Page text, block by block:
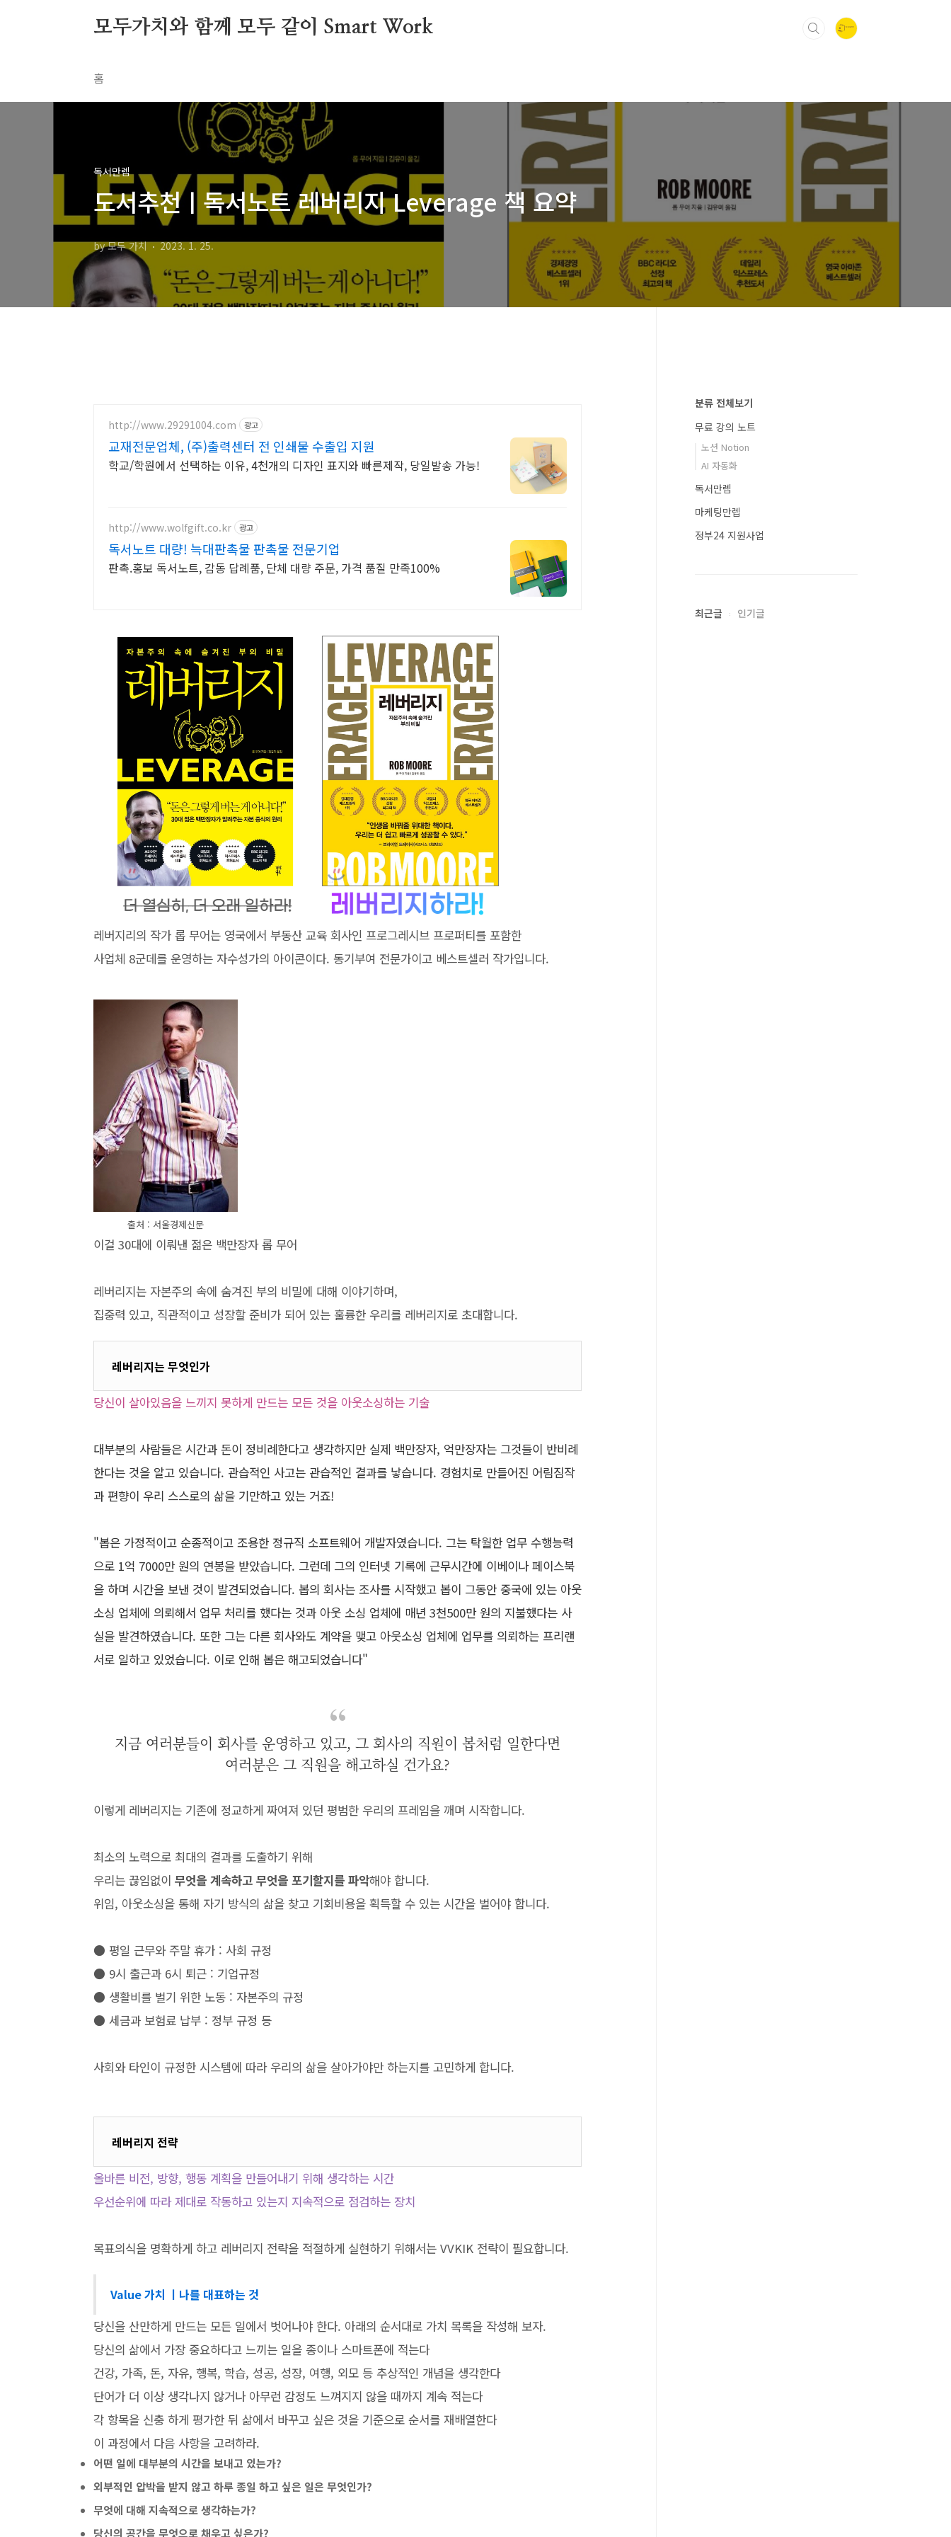
모두가치와 함께 모두 같이 Smart Work
홈
독서만렙
도서추천ㅣ독서노트 레버리지 Leverage 책 요약
by 모두 가치 2023. 1. 25.
http://www.29291004.com 광고
교재전문업체, (주)출력센터 전 인쇄물 수출입 지원
학교/학원에서 선택하는 이유, 4천개의 디자인 표지와 빠른제작, 당일발송 가능!
http://www.wolfgift.co.kr 광고
독서노트 대량! 늑대판촉물 판촉물 전문기업
판촉.홍보 독서노트, 감동 답례품, 단체 대량 주문, 가격 품질 만족100%
레버지리의 작가 롭 무어는 영국에서 부동산 교육 회사인 프로그레시브 프로퍼티를 포함한
사업체 8군데를 운영하는 자수성가의 아이콘이다. 동기부여 전문가이고 베스트셀러 작가입니다.
출처 : 서울경제신문
이걸 30대에 이뤄낸 젊은 백만장자 롭 무어
레버리지는 자본주의 속에 숨겨진 부의 비밀에 대해 이야기하며,
집중력 있고, 직관적이고 성장할 준비가 되어 있는 훌륭한 우리를 레버리지로 초대합니다.
레버리지는 무엇인가
당신이 살아있음을 느끼지 못하게 만드는 모든 것을 아웃소싱하는 기술
대부분의 사람들은 시간과 돈이 정비례한다고 생각하지만 실제 백만장자, 억만장자는 그것들이 반비례
한다는 것을 알고 있습니다. 관습적인 사고는 관습적인 결과를 낳습니다. 경험치로 만들어진 어림짐작
과 편향이 우리 스스로의 삶을 기만하고 있는 거죠!
"봅은 가정적이고 순종적이고 조용한 정규직 소프트웨어 개발자였습니다. 그는 탁월한 업무 수행능력
으로 1억 7000만 원의 연봉을 받았습니다. 그런데 그의 인터넷 기록에 근무시간에 이베이나 페이스북
을 하며 시간을 보낸 것이 발견되었습니다. 봅의 회사는 조사를 시작했고 봅이 그동안 중국에 있는 아웃
소싱 업체에 의뢰해서 업무 처리를 했다는 것과 아웃 소싱 업체에 매년 3천500만 원의 지불했다는 사
실을 발견하였습니다. 또한 그는 다른 회사와도 계약을 맺고 아웃소싱 업체에 업무를 의뢰하는 프리랜
서로 일하고 있었습니다. 이로 인해 봅은 해고되었습니다"
지금 여러분들이 회사를 운영하고 있고, 그 회사의 직원이 봅처럼 일한다면
여러분은 그 직원을 해고하실 건가요?
이렇게 레버리지는 기존에 정교하게 짜여져 있던 평범한 우리의 프레임을 깨며 시작합니다.
최소의 노력으로 최대의 결과를 도출하기 위해
우리는 끊임없이 무엇을 계속하고 무엇을 포기할지를 파악해야 합니다.
위임, 아웃소싱을 통해 자기 방식의 삶을 찾고 기회비용을 획득할 수 있는 시간을 벌어야 합니다.
● 평일 근무와 주말 휴가 : 사회 규정
● 9시 출근과 6시 퇴근 : 기업규정
● 생활비를 벌기 위한 노동 : 자본주의 규정
● 세금과 보험료 납부 : 정부 규정 등
사회와 타인이 규정한 시스템에 따라 우리의 삶을 살아가야만 하는지를 고민하게 합니다.
레버리지 전략
올바른 비전, 방향, 행동 계획을 만들어내기 위해 생각하는 시간
우선순위에 따라 제대로 작동하고 있는지 지속적으로 점검하는 장치
목표의식을 명확하게 하고 레버리지 전략을 적절하게 실현하기 위해서는 VVKIK 전략이 필요합니다.
Value 가치 ㅣ나를 대표하는 것
당신을 산만하게 만드는 모든 일에서 벗어나야 한다. 아래의 순서대로 가치 목록을 작성해 보자.
당신의 삶에서 가장 중요하다고 느끼는 일을 종이나 스마트폰에 적는다
건강, 가족, 돈, 자유, 행복, 학습, 성공, 성장, 여행, 외모 등 추상적인 개념을 생각한다
단어가 더 이상 생각나지 않거나 아무런 감정도 느껴지지 않을 때까지 계속 적는다
각 항목을 신충 하게 평가한 뒤 삶에서 바꾸고 싶은 것을 기준으로 순서를 재배열한다
이 과정에서 다음 사항을 고려하라.
어떤 일에 대부분의 시간을 보내고 있는가?
외부적인 압박을 받지 않고 하루 종일 하고 싶은 일은 무엇인가?
무엇에 대해 지속적으로 생각하는가?
당신의 공간을 무엇으로 채우고 싶은가?
분류 전체보기
무료 강의 노트
노션 Notion
AI 자동화
독서만렙
마케팅만렙
정부24 지원사업
최근글 인기글